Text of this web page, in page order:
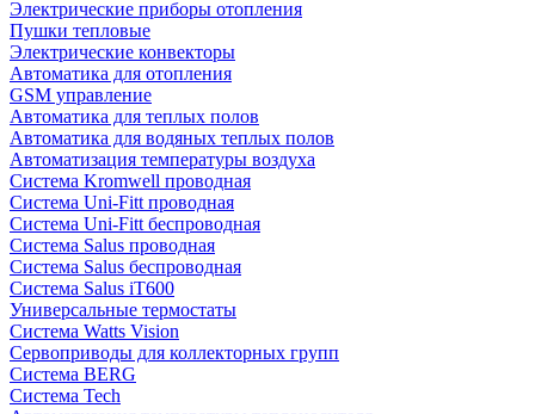
Электрические приборы отопления
Пушки тепловые
Электрические конвекторы
Автоматика для отопления
GSM управление
Автоматика для теплых полов
Автоматика для водяных теплых полов
Автоматизация температуры воздуха
Система Kromwell проводная
Система Uni-Fitt проводная
Система Uni-Fitt беспроводная
Система Salus проводная
Система Salus беспроводная
Система Salus iT600
Универсальные термостаты
Система Watts Vision
Сервоприводы для коллекторных групп
Система BERG
Система Tech